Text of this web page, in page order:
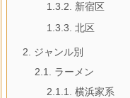
1.3.2.
新宿区
1.3.3. 北区
2.
ジャンル別
2.1.
ラーメン
2.1.1.
横浜家系